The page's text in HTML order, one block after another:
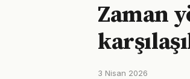
Zaman
3 Nisan 2026